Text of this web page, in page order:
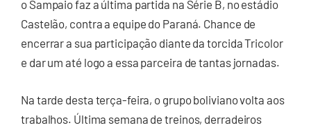
o Sampaio faz a última partida na Série B, no estádio
Castelão, contra a equipe do Paraná. Chance de
encerrar a sua participação diante da torcida Tricolor
e dar um até logo a essa parceira de tantas jornadas.
Na tarde desta terça-feira, o grupo boliviano volta aos
trabalhos. Última semana de treinos, derradeiros